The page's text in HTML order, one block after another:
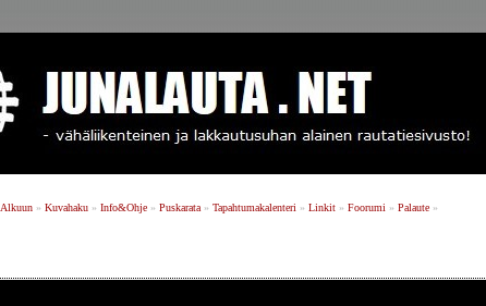
Alkuun» Kuvahaku» Info&Ohje» Puskarata» Tapahtumakalenteri » Linkit» Foorumi » Palaute»